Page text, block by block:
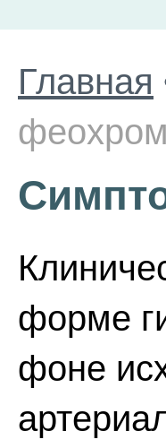
Главная
форме
фоне